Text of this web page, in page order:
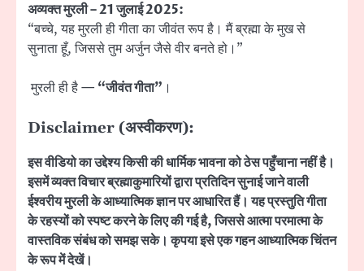
अव्यक्त मुरली – 21 जुलाई 2025:
“बच्चे, यह मुरली ही गीता का जीवंत रूप है। मैं ब्रह्मा के मुख से
सुनाता हूँ, जिससे तुम अर्जुन जैसे वीर बनते हो।”
मुरली ही है — “जीवंत गीता” ।
Disclaimer (अस्वीकरण):
इस वीडियो का उद्देश्य किसी की धार्मिक भावना को ठेस पहुँचाना नहीं है।
इसमें व्यक्त विचार ब्रह्माकुमारियों द्वारा प्रतिदिन सुनाई जाने वाली
ईश्वरीय मुरली के आध्यात्मिक ज्ञान पर आधारित हैं। यह प्रस्तुति गीता
के रहस्यों को स्पष्ट करने के लिए की गई है, जिससे आत्मा परमात्मा के
वास्तविक संबंध को समझ सके। कृपया इसे एक गहन आध्यात्मिक चिंतन
के रूप में देखें।